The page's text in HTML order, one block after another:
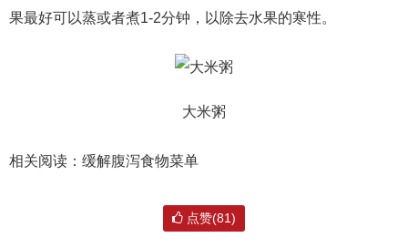
果最好可以蒸或者煮1-2分钟，以除去水果的寒性。
大米粥
相关阅读：缓解腹泻食物菜单
点赞(81)